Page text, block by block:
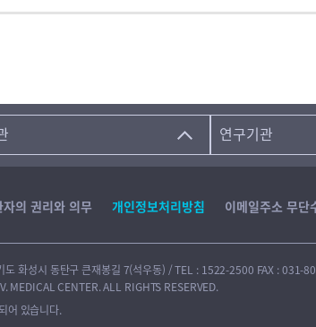
연구기관
자의 권리와 의무 개인정보처리방침 이메일주소 무단
도 화성시 동탄구 큰재봉길 7(석우동) / TEL : 1522-2500 FAX : 031-
CENTER. ALL RIGHTS RESERVED.
어 있습니다.